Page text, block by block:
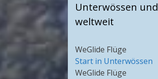
Unterwössen und
weltweit
WeGlide Flüge
Start in Unterwössen
WeGlide Flüge